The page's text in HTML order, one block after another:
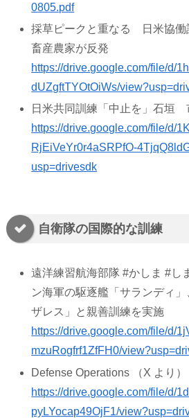
0805.pdf
採草ピークと重なる 日米協
畜産農家が反発
https://drive.google.com/file/d/
dUZgftTYOtOiWs/
日米共同訓練「中止を」石垣
https://drive.google.com/file/d/
RjEiVeYr0r4aSRPfO-
usp=drivesdk
自衛隊の国際的な訓練
遠洋練習航海部隊 #かしま #し
ン海軍の駆逐艦「サランディ
ザレス」と親善訓練を実施
https://drive.google.com/file/d/
mzuRogfrf1ZfFH0/
Defense Operations （X より）
https://drive.google.com/file/d/
pyLYocap49OjF1/